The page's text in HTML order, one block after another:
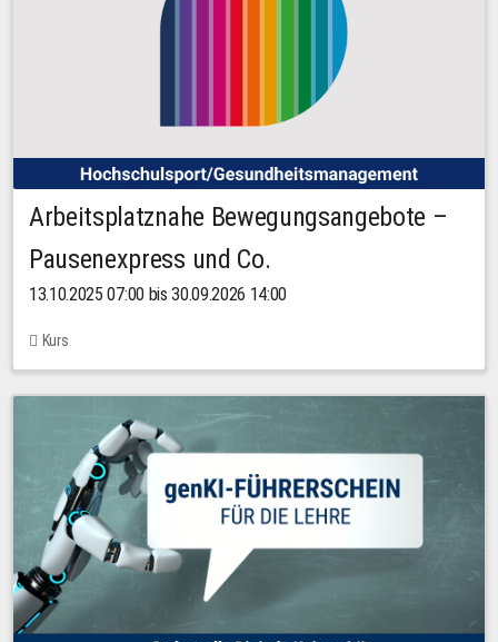
Arbeitsplatznahe Bewegungsangebote –
Pausenexpress und Co.
13.10.2025 07:00 bis 30.09.2026 14:00
Kurs